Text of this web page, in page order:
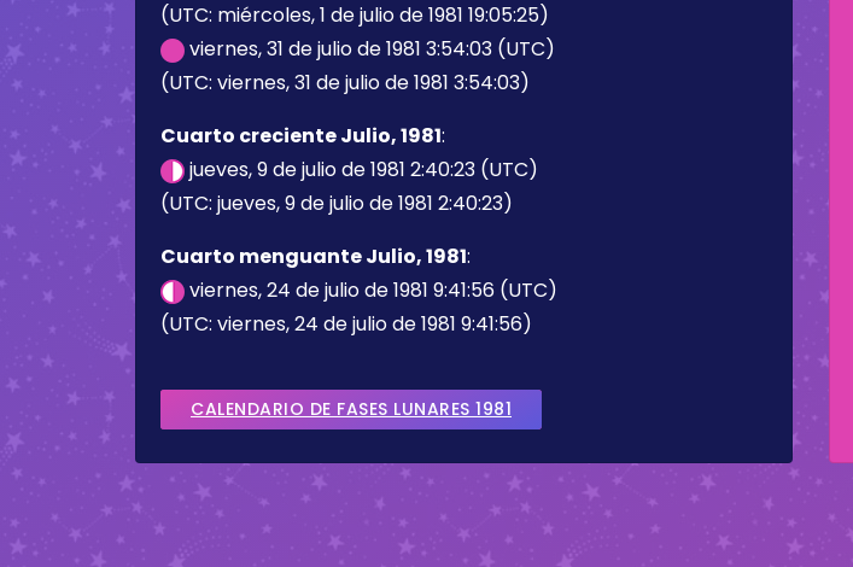
(UTC: miércoles, 1 de julio de 1981 19:05:25)
viernes, 31 de julio de 1981 3:54:03 (UTC)
(UTC: viernes, 31 de julio de 1981 3:54:03)
Cuarto creciente Julio, 1981:
jueves, 9 de julio de 1981 2:40:23 (UTC)
(UTC: jueves, 9 de julio de 1981 2:40:23)
Cuarto menguante Julio, 1981:
viernes, 24 de julio de 1981 9:41:56 (UTC)
(UTC: viernes, 24 de julio de 1981 9:41:56)
CALENDARIO DE FASES LUNARES 1981